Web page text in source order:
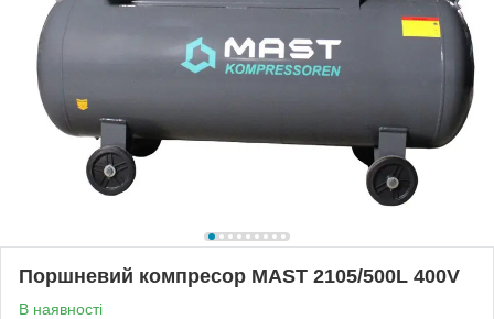
Поршневий компресор MAST 2105/500L 400V
В наявності